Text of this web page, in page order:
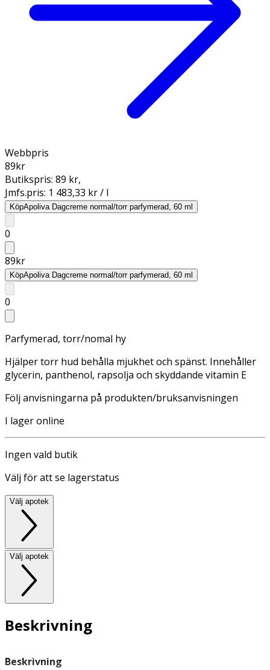
Webbpris
89kr
Butikspris: 89 kr,
Jmfs.pris: 1 483,33 kr / l
KöpApoliva Dagcreme normal/torr parfymerad, 60 ml
0
89kr
KöpApoliva Dagcreme normal/torr parfymerad, 60 ml
0
Parfymerad, torr/nomal hy
Hjälper torr hud behålla mjukhet och spänst. Innehåller
glycerin, panthenol, rapsolja och skyddande vitamin E
Följ anvisningarna på produkten/bruksanvisningen
I lager online
Ingen vald butik
Välj för att se lagerstatus
Välj apotek
Välj apotek
Beskrivning
Beskrivning